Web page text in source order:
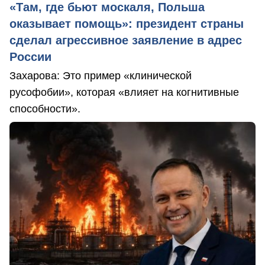
«Там, где бьют москаля, Польша
оказывает помощь»: президент страны
сделал агрессивное заявление в адрес
России
Захарова: Это пример «клинической
русофобии», которая «влияет на когнитивные
способности».